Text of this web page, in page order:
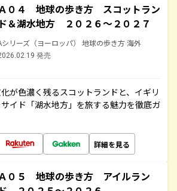
０４ 地球の歩き方 スコットラン
ド＆湖水地方 ２０２６～２０２７
シリーズ（ヨーロッパ） 地球の歩き方 海外
発売
が色濃く残るスコットランドと、イギリ
イド「湖水地方」を旅する魅力を徹底ガ
詳細を見る
０５ 地球の歩き方 アイルラン